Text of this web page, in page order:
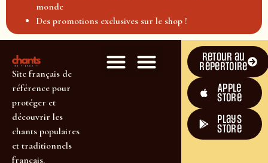
monde
Des promotions exclusives sur le shop !
Site français de
référence pour
protéger et
découvrir les
chants populaires
et traditionnels
français.
Retour au
répertoire
Apple
Store
plays
store